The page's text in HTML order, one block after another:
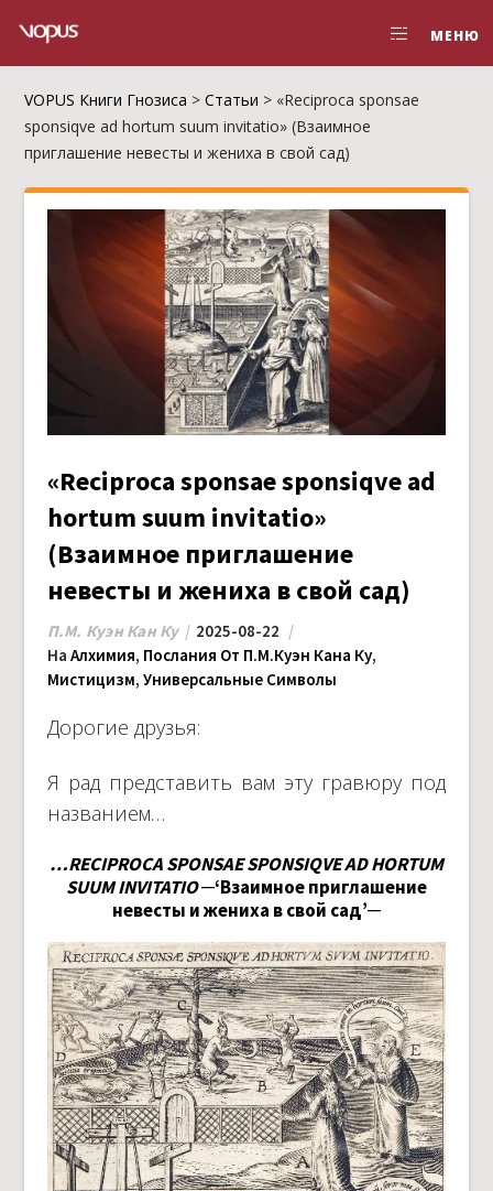
МЕНЮ
VOPUS Книги Гнозиса >Статьи > «Reciproca sponsae
sponsiqve ad hortum suum invitatio» (Взаимное
приглашение невесты и жениха в свой сад)
«Reciproca sponsae sponsiqve ad
hortum suum invitatio»
(Взаимное приглашение
невесты и жениха в свой сад)
П.М. Куэн Кан Ку
2025-08-22
На Алхимия, Послания От П.М.Куэн Кана Ку,
Мистицизм, Универсальные Символы
Дорогие друзья:
Я рад представить вам эту гравюру под
названием…
…RECIPROCA SPONSAE SPONSIQVE AD HORTUM
SUUM INVITATIO─‘Взаимное приглашение
невесты и жениха в свой сад’─